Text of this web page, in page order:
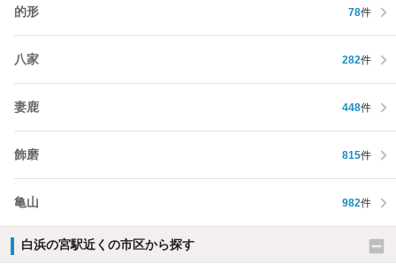
的形 78件
八家 282件
妻鹿 448件
飾磨 815件
亀山 982件
白浜の宮駅近くの市区から探す